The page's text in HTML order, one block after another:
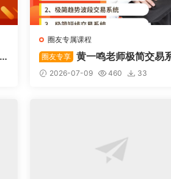
圈友专属课程
圈友专享
黄一鸣老师极简交易
统 2026-07-09 460 33